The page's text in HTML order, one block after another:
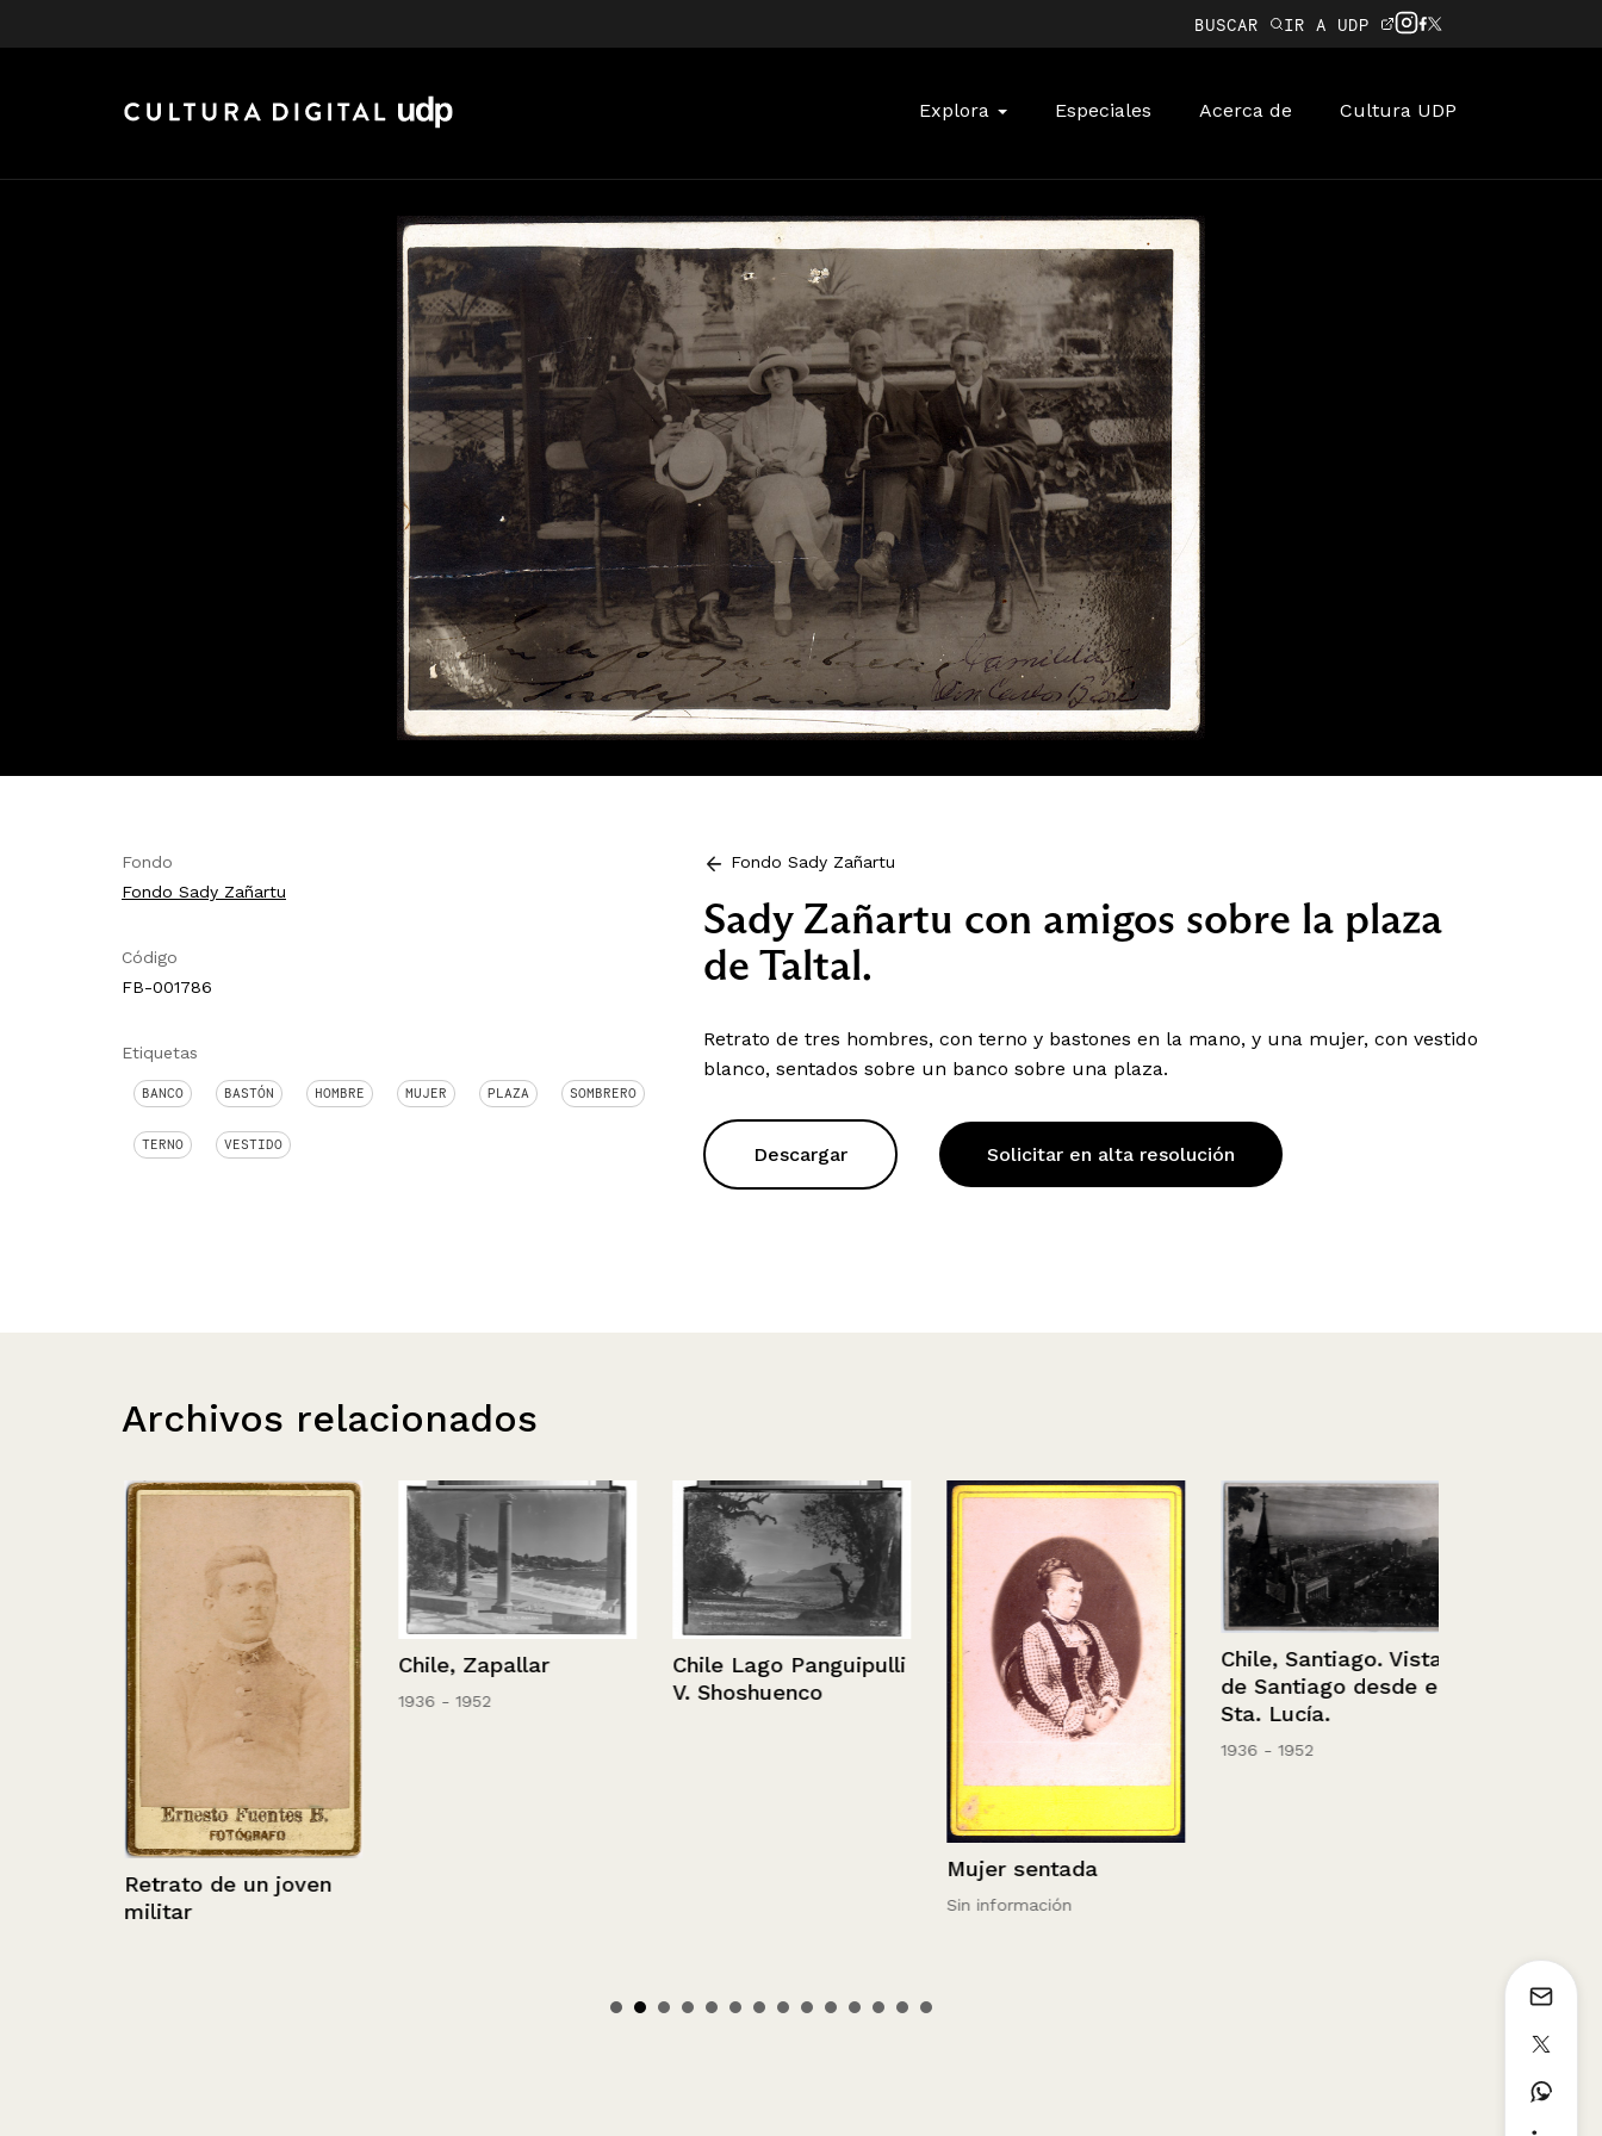
BUSCAR IR A UDP
Explora Especiales Acerca de Cultura UDP
Fondo
Fondo Sady Zañartu
Código
FB-001786
Etiquetas
BANCO BASTÓN HOMBRE MUJER PLAZA SOMBRERO
TERNO VESTIDO
Fondo Sady Zañartu
Sady Zañartu con amigos sobre la plaza
de Taltal.
Retrato de tres hombres, con terno y bastones en la mano, y una mujer, con vestido
blanco, sentados sobre un banco sobre una plaza.
Descargar Solicitar en alta resolución
Archivos relacionados
Retrato de un joven
militar
Chile, Zapallar
1936 - 1952
Chile Lago Panguipulli
V. Shoshuenco
Mujer sentada
Sin información
Chile, Santiago. Vista
de Santiago desde el
Sta. Lucía.
1936 - 1952